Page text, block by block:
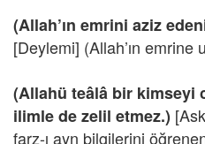
(Allah’ın emrini aziz
[Deylemi] (Allah’ın
(Allahü teâlâ bir kimseyi
ilimle de zelil etmez.)
farz-ı ayn bilgilerini